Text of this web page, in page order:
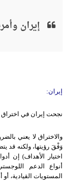
إيران
إيران:
نجحت إيران في اختراق
والاختراق لا يعني
وَفْقَ رؤيتها، ولكنه قد
اختيار الأهداف) إن
أنواع الدعم
المستويات القيادية،